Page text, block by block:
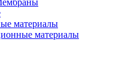
материалы
материалы